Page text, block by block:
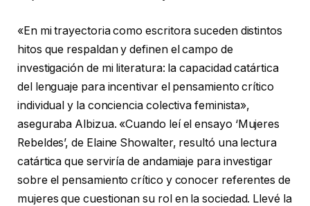
«En mi trayectoria como escritora suceden distintos
hitos que respaldan y definen el campo de
investigación de mi literatura: la capacidad catártica
del lenguaje para incentivar el pensamiento crítico
individual y la conciencia colectiva feminista»,
aseguraba Albizua. «Cuando leí el ensayo ‘Mujeres
Rebeldes’, de Elaine Showalter, resultó una lectura
catártica que serviría de andamiaje para investigar
sobre el pensamiento crítico y conocer referentes de
mujeres que cuestionan su rol en la sociedad. Llevé la